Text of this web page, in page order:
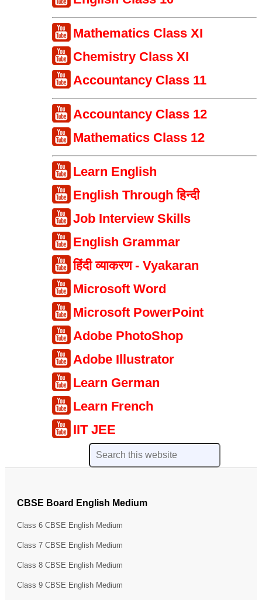
Mathematics Class XI
Chemistry Class XI
Accountancy Class 11
Accountancy Class 12
Mathematics Class 12
Learn English
English Through हिन्दी
Job Interview Skills
English Grammar
हिंदी व्याकरण - Vyakaran
Microsoft Word
Microsoft PowerPoint
Adobe PhotoShop
Adobe Illustrator
Learn German
Learn French
IIT JEE
CBSE Board English Medium
Class 6 CBSE English Medium
Class 7 CBSE English Medium
Class 8 CBSE English Medium
Class 9 CBSE English Medium